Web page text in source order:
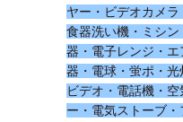
ヤー・ビデオカメラ
食器洗い機・ミシ
器・電子レンジ・
器・電球・蛍ポ・
ビデオ・電話機・
ー・電気ストーブ